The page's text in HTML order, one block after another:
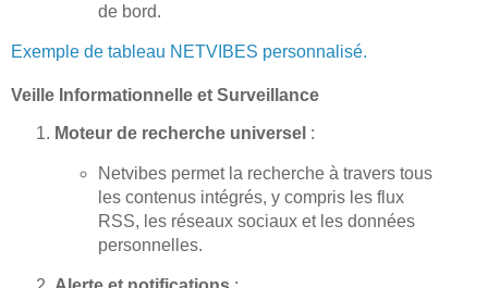
de bord.
Exemple de tableau NETVIBES personnalisé.
Veille Informationnelle et Surveillance
Moteur de recherche universel :
Netvibes permet la recherche à travers tous
les contenus intégrés, y compris les flux
RSS, les réseaux sociaux et les données
personnelles.